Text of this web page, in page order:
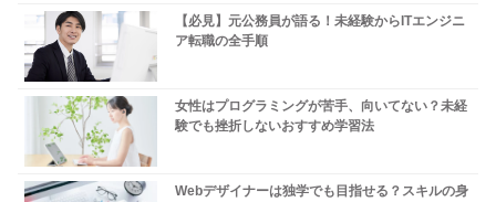
【必見】元公務員が語る！未経験からITエンジニ
ア転職の全手順
女性はプログラミングが苦手、向いてない？未経
験でも挫折しないおすすめ学習法
Webデザイナーは独学でも目指せる？スキルの身